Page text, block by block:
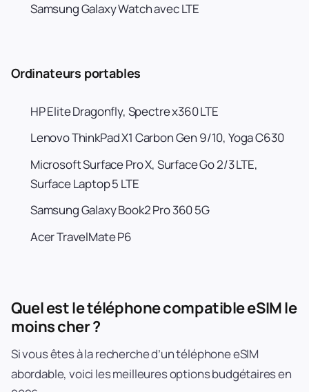
Samsung Galaxy Watch avec LTE
Ordinateurs portables
HP Elite Dragonfly, Spectre x360 LTE
Lenovo ThinkPad X1 Carbon Gen 9/10, Yoga C630
Microsoft Surface Pro X, Surface Go 2/3 LTE,
Surface Laptop 5 LTE
Samsung Galaxy Book2 Pro 360 5G
Acer TravelMate P6
Quel est le téléphone compatible eSIM le
moins cher ?
Si vous êtes à la recherche d’un téléphone eSIM
abordable, voici les meilleures options budgétaires en